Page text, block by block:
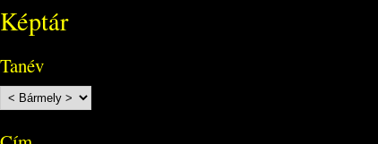
Képtár
Tanév